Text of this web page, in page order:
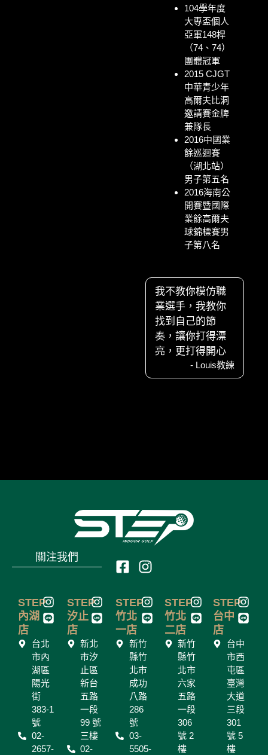
104學年度
大專盃個人
亞軍148桿
（74、74）
團體冠軍
2015 CJGT
中華青少年
高爾夫比洞
邀請賽金牌
兼隊長
2016中國業
餘巡迴賽
（湖北站）
男子第五名
2016海南公
開賽暨國際
業餘高爾夫
球錦標賽男
子第八名
我不教你模仿職
業選手，我教你
找到自己的節
奏，讓你打得漂
亮，更打得開心
- Louis教練
關注我們
F
c
e
b
o
o
k
s
q
u
a
I
s
t
a
g
r
a
m
STEP
內湖
店
I
n
s
a
g
r
a
L
i
n
台北
市內
湖區
陽光
街
383-1
號
02-
2657-
STEP
汐止
店
I
n
s
a
g
r
a
m
L
i
n
新北
市汐
止區
新台
五路
一段
99 號
三樓
02-
STEP
竹北
一店
I
n
s
t
a
m
L
i
n
e
新竹
縣竹
北市
成功
八路
286
號
03-
5505-
STEP
竹北
二店
I
n
s
t
a
m
L
i
n
e
新竹
縣竹
北市
六家
五路
一段
306
號 2
樓
STEP
台中
店
I
n
s
t
a
g
r
a
m
L
i
n
e
台中
市西
屯區
臺灣
大道
三段
301
號 5
樓